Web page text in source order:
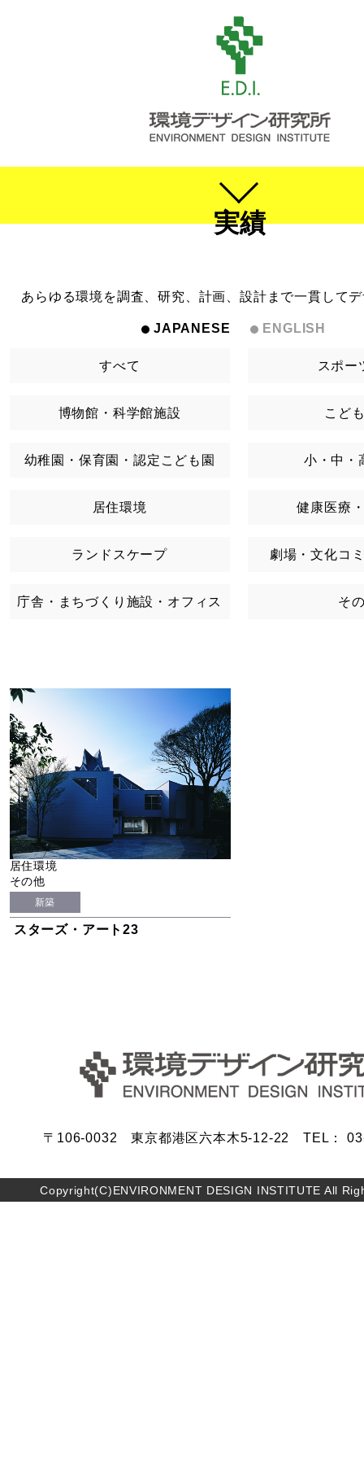
実績
あらゆる環境を調査、研究、計画、設計まで一貫して
JAPANESE ENGLISH
すべて スポー
博物館・科学館施設 こど
幼稚園・保育園・認定こども園 小・中・
居住環境 健康医療
ランドスケープ 劇場・文化コ
庁舎・まちづくり施設・オフィス そ
居住環境
その他
新築
スターズ・アート23
〒106-0032 東京都港区六本木5-12-22 TEL：
Copyright(C)ENVIRONMENT DESIGN INSTITUTE All